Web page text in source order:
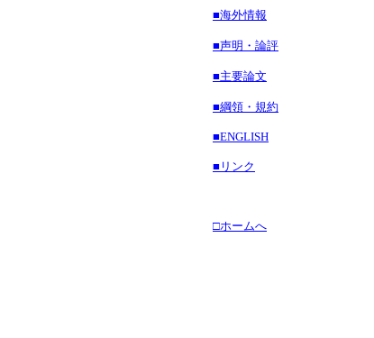
■海外情報
■声明・論評
■主要論文
■綱領・規約
■ENGLISH
■リンク
□ホームへ